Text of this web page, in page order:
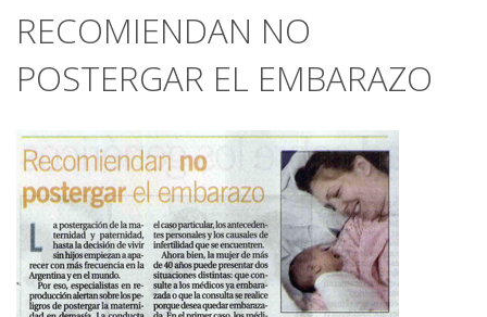
RECOMIENDAN NO
POSTERGAR EL EMBARAZO